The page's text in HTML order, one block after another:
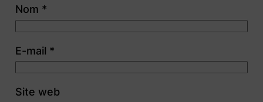
Nom *
E-mail *
Site web